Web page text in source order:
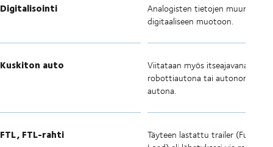
Digitalisointi
Analogisten tietojen
digitaaliseen muotoon.
Kuskiton auto
Viitataan myös itseajavana
robottiautona tai autonomisena
autona.
FTL, FTL-rahti
Täyteen lastattu trailer (Full